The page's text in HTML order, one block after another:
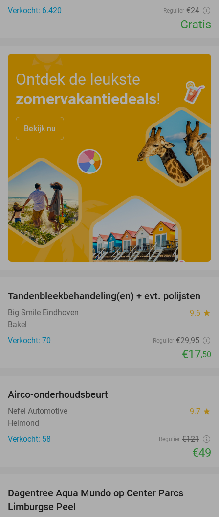
Verkocht: 6.420
Regulier €24
Gratis
Ontdek de leukste
zomervakantiedeals!
Bekijk nu
42%
Tandenbleekbehandeling(en) + evt. polijsten
Big Smile Eindhoven 9.6 star
Bakel
Verkocht: 70
Regulier €29,95
€17,50
Airco-onderhoudsbeurt
Nefel Automotive 9.7 star
Helmond
Verkocht: 58
Regulier €121
€49
Dagentree Aqua Mundo op Center Parcs
Limburgse Peel